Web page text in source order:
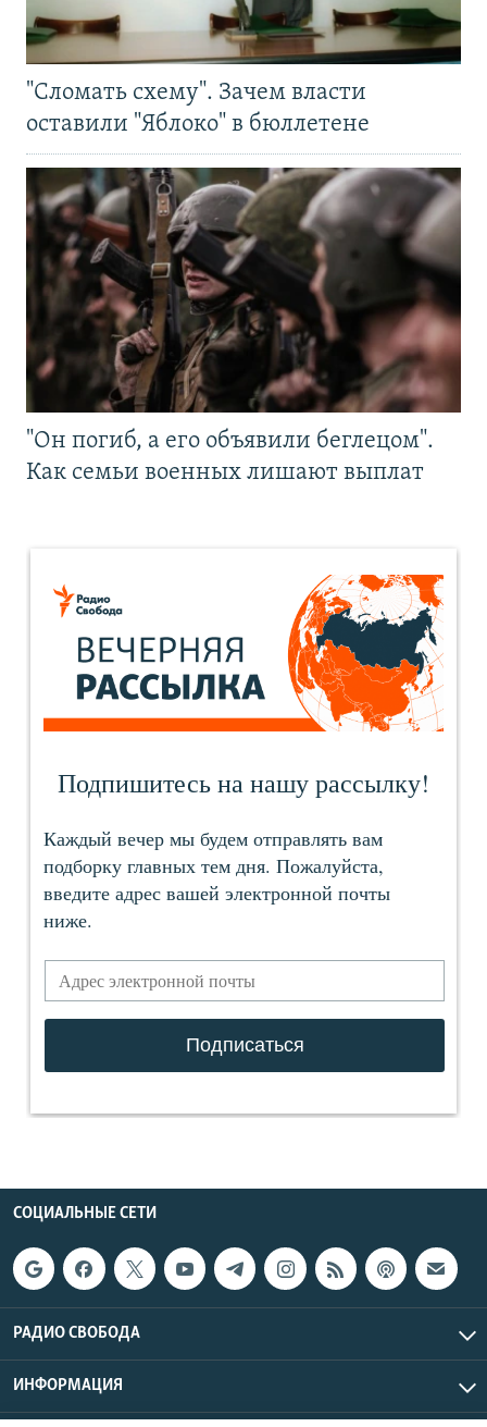
"Сломать схему". Зачем власти
оставили "Яблоко" в бюллетене
"Он погиб, а его объявили беглецом".
Как семьи военных лишают выплат
СОЦИАЛЬНЫЕ СЕТИ
РАДИО СВОБОДА
ИНФОРМАЦИЯ